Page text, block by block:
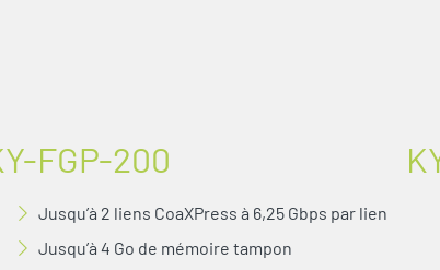
FGP-200
Jusqu’à 2 liens CoaXPress à 6,25 Gbps par lien
Jusqu’à 4 Go de mémoire tampon